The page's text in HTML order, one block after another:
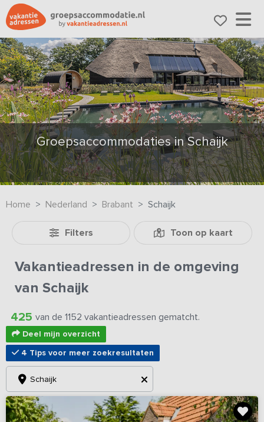
Groepsaccommodaties in Schaijk
Home Nederland Brabant Schaijk
Filters Toon op kaart
Vakantieadressen in de omgeving
van Schaijk
425 van de 1152 vakantieadressen gematcht.
Deel mijn overzicht
4 Tips voor meer zoekresultaten
Schaijk